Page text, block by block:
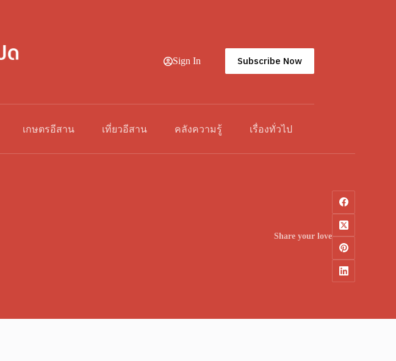
Sign In Subscribe Now
เกษตรอีสาน เที่ยวอีสาน คลังความรู้ เรื่องทั่วไป
Share your love